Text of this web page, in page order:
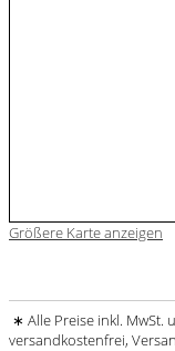
Größere Karte anzeigen
∗ Alle Preise inkl. MwSt.
versandkostenfrei,